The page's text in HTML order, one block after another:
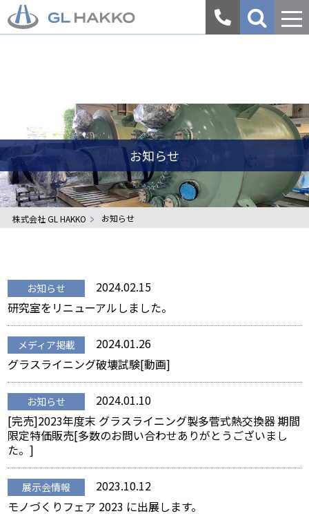
会
お知らせ
株式会社 GL HAKKO お知らせ
お知らせ
2024.02.15
研究室をリニューアルしました。
メディア掲載
2024.01.26
グラスライニング破壊試験[動画]
お知らせ
2024.01.10
[完売]2023年度末 グラスライニング製多菅式熱交換器 期間
限定特価販売[多数のお問い合わせありがとうございまし
た。]
展示会情報
2023.10.12
モノづくりフェア 2023 に出展します。